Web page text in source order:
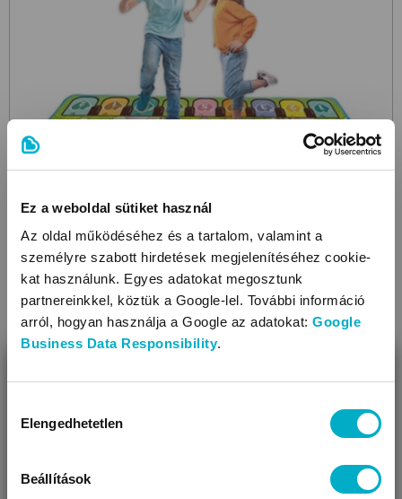
Ez a weboldal sütiket használ
Az oldal működéséhez és a tartalom, valamint a
személyre szabott hirdetések megjelenítéséhez cookie-
kat használunk. Egyes adatokat megosztunk
partnereinkkel, köztük a Google-lel. További információ
arról, hogyan használja a Google az adatokat: Google
Business Data Responsibility.
kiválasztása
Elengedhetetlen
Beállítások
TEOREMA
Play mat with light and sound interaktív
készségfejlesztő zenélő játék
11 490 Ft
Úgy látjuk, most jársz nálunk először!